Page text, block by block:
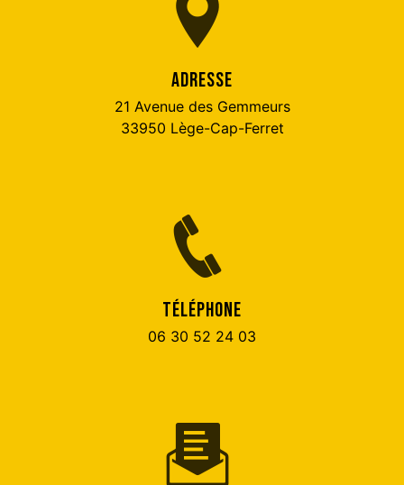
ADRESSE
21 Avenue des Gemmeurs
33950 Lège-Cap-Ferret
TÉLÉPHONE
06 30 52 24 03